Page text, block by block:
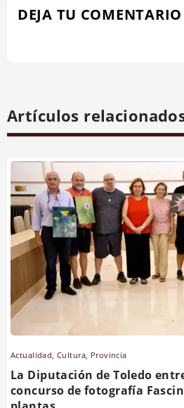
DEJA TU
Artículos
Actualidad,Cultura, Provincia
La Diputación de Toledo
concurso de fotografía